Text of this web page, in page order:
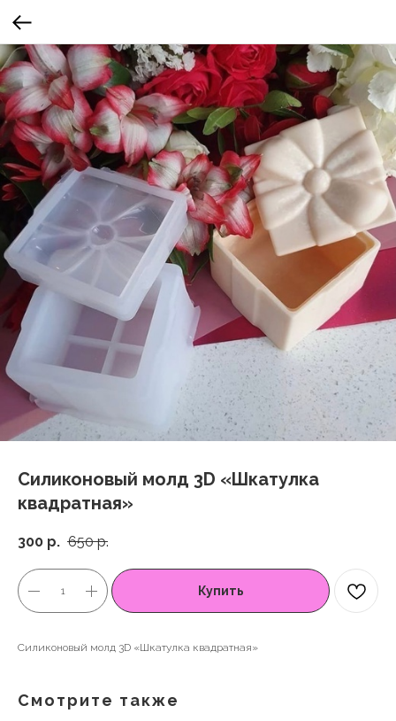
Силиконовый молд 3D «Шкатулка
квадратная»
300 р. 650 р.
Купить
Силиконовый молд 3D «Шкатулка квадратная»
Смотрите также